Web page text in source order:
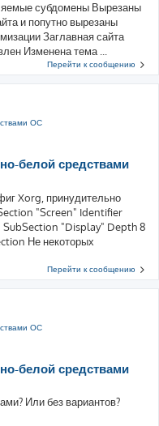
субдомены Вырезаны
и попутно вырезаны
Заглавная сайта
Изменена тема ...
Перейти к сообщению
ОС
белой средствами
Xorg, принудительно
"Screen" Identifier
"Display" Depth 8
Не некоторых
Перейти к сообщению
ОС
белой средствами
Или без вариантов?